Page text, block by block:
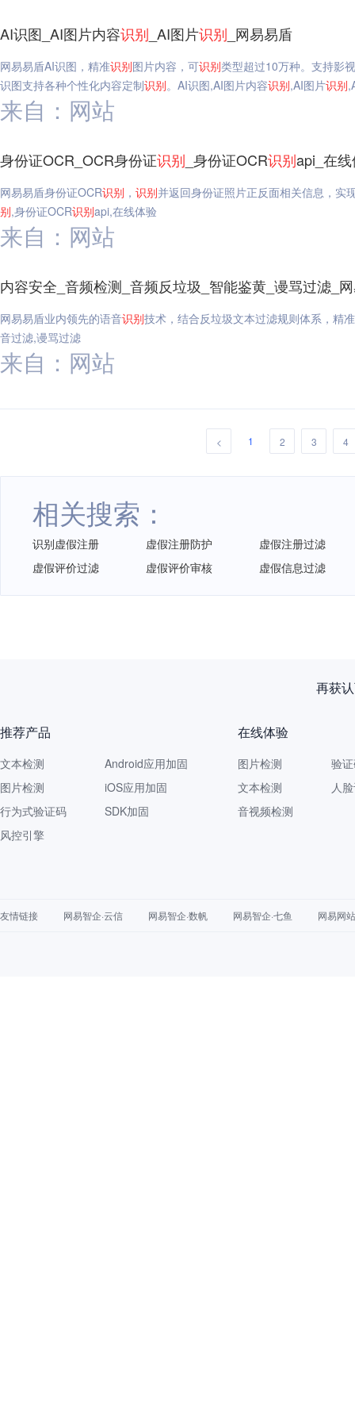
AI识图_AI图片内容识别 _AI图片识别 _网易易盾
网易易盾AI识图，精准识别图片内容，可识别类型超过10万种。支持影
识图支持各种个性化内容定制识别。AI识图,AI图片内容识别,AI图片识别
来自：网站
身份证OCR_OCR身份证识别 _身份证OCR识别api_在
网易易盾身份证OCR识别 ， 识别并返回身份证照片正反面相关信息，实
别,身份证OCR识别api,在线体验
来自：网站
内容安全_音频检测_音频反垃圾_智能鉴黄_谩骂过滤_
网易易盾业内领先的语音识别技术，结合反垃圾文本过滤规则体系，精
音过滤,谩骂过滤
来自：网站
< 1 2 3 4
相关搜索：
识别虚假注册 虚假注册防护
虚假注册过滤
虚假评价过滤
虚假评价审核 虚假信息过滤
再获
推荐产品
文本检测
图片检测
行为式验证码
风控引擎
Android应用加固
iOS应用加固
SDK加固
在线体验
图片检测
文本检测
音视频检测
验
人
友情链接 网易智企·云信 网易智企·数帆 网易智企·七鱼 网易网